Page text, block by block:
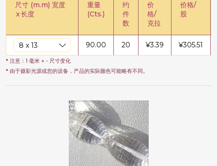
尺寸 (m.m) 宽度
x长度
重量
(Cts.)
约
件
数
价
格/
克拉
价格/
股
90.00 20 ¥3.39 ¥305.51
* 注意：1 毫米 + - 尺寸变化
* 由于摄影光源或您的设备，产品的实际颜色可能略有不同。